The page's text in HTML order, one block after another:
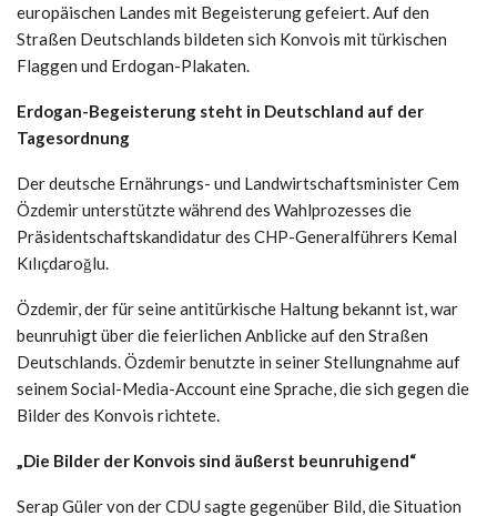
europäischen Landes mit Begeisterung gefeiert. Auf den
Straßen Deutschlands bildeten sich Konvois mit türkischen
Flaggen und Erdogan-Plakaten.
Erdogan-Begeisterung steht in Deutschland auf der
Tagesordnung
Der deutsche Ernährungs- und Landwirtschaftsminister Cem
Özdemir unterstützte während des Wahlprozesses die
Präsidentschaftskandidatur des CHP-Generalführers Kemal
Kılıçdaroğlu.
Özdemir, der für seine antitürkische Haltung bekannt ist, war
beunruhigt über die feierlichen Anblicke auf den Straßen
Deutschlands. Özdemir benutzte in seiner Stellungnahme auf
seinem Social-Media-Account eine Sprache, die sich gegen die
Bilder des Konvois richtete.
„Die Bilder der Konvois sind äußerst beunruhigend“
Serap Güler von der CDU sagte gegenüber Bild, die Situation